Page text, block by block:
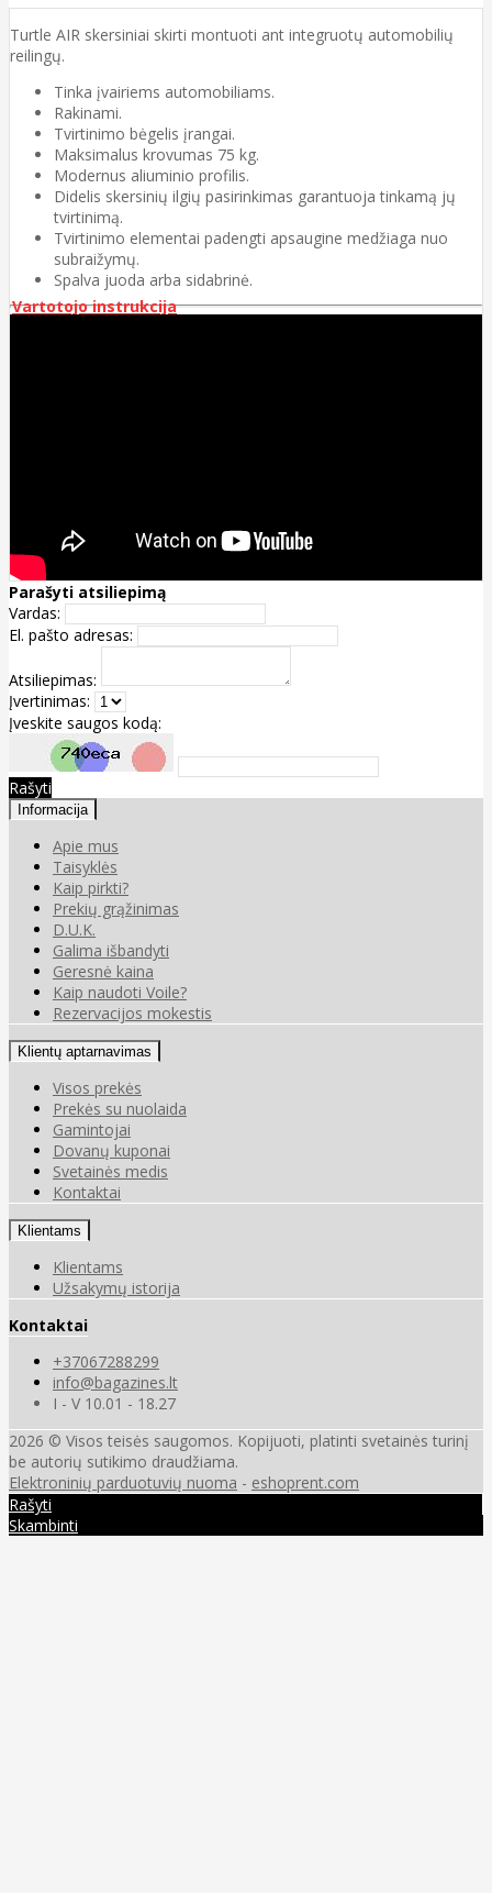
Turtle AIR skersiniai skirti montuoti ant integruotų automobilių
reilingų.
Tinka įvairiems automobiliams.
Rakinami.
Tvirtinimo bėgelis įrangai.
Maksimalus krovumas 75 kg.
Modernus aliuminio profilis.
Didelis skersinių ilgių pasirinkimas garantuoja tinkamą jų
tvirtinimą.
Tvirtinimo elementai padengti apsaugine medžiaga nuo
subraižymų.
Spalva juoda arba sidabrinė.
Vartotojo instrukcija
Parašyti atsiliepimą
Vardas:
El. pašto adresas:
Atsiliepimas:
Įvertinimas:
Įveskite saugos kodą:
Rašyti
Informacija
Apie mus
Taisyklės
Kaip pirkti?
Prekių grąžinimas
D.U.K.
Galima išbandyti
Geresnė kaina
Kaip naudoti Voile?
Rezervacijos mokestis
Klientų aptarnavimas
Visos prekės
Prekės su nuolaida
Gamintojai
Dovanų kuponai
Svetainės medis
Kontaktai
Klientams
Klientams
Užsakymų istorija
Kontaktai
+37067288299
info@bagazines.lt
I - V 10.01 - 18.27
2026 © Visos teisės saugomos. Kopijuoti, platinti svetainės turinį
be autorių sutikimo draudžiama.
Elektroninių parduotuvių nuoma - eshoprent.com
Rašyti
Skambinti